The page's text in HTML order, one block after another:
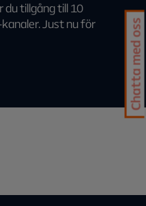
tillgång till 10
Just nu för
Chatta med oss